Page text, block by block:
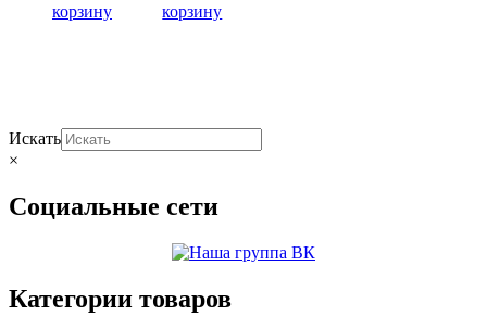
корзину
корзину
Искать
×
Социальные сети
Категории товаров